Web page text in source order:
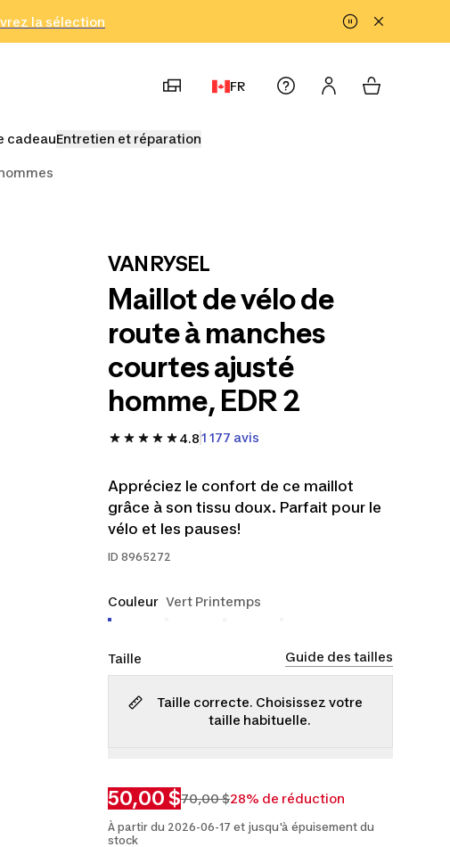
la sélection
ici
2 h!
FR
cadeauEntretien et réparation
VAN RYSEL
Maillot de vélo de
route à manches
courtes ajusté
homme, EDR 2
4.81 177 avis
Appréciez le confort de ce maillot
grâce à son tissu doux. Parfait pour le
vélo et les pauses!
ID 8965272
Couleur Vert Printemps
Taille Guide des tailles
Taille correcte. Choisissez votre
taille habituelle.
50,00 $70,00 $28% de réduction
À partir du 2026-06-17 et jusqu'à épuisement du
stock